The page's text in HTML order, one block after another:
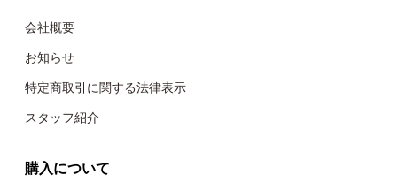
会社概要
お知らせ
特定商取引に関する法律表示
スタッフ紹介
購入について